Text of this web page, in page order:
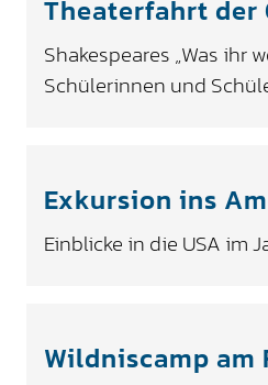
Theaterfahrt der
Shakespeares „Was ihr
Schülerinnen und
Exkursion ins
Einblicke in die USA im
Wildniscamp am